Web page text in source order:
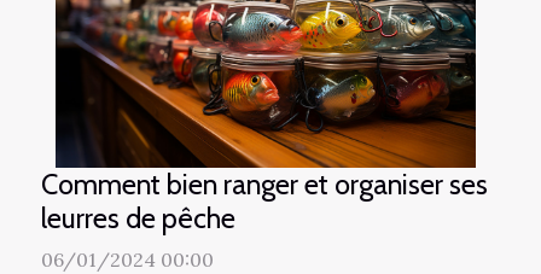
Comment bien ranger et organiser ses
leurres de pêche
06/01/2024 00:00